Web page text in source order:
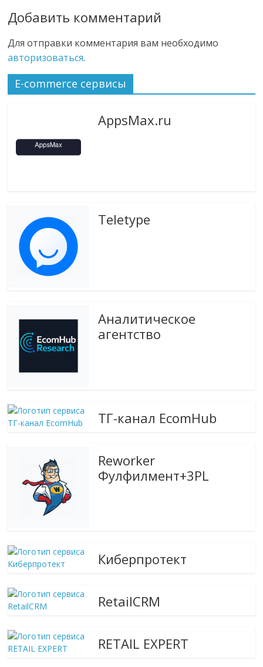
Добавить комментарий
Для отправки комментария вам необходимо
авторизоваться.
E-commerce сервисы
AppsMax.ru
Teletype
Аналитическое
агентство
ТГ-канал EcomHub
Reworker
Фулфилмент+3PL
Киберпротект
RetailCRM
RETAIL EXPERT